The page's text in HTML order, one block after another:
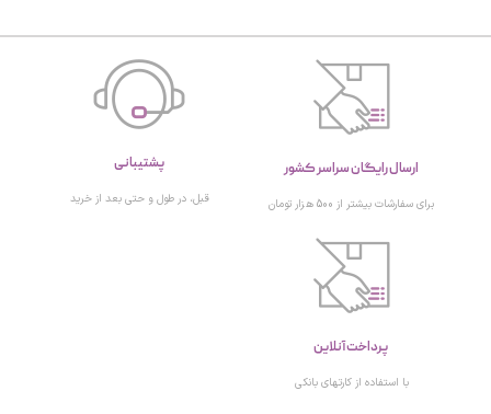
ارسال رایگان سراسر کشور
برای سفارشات بیشتر از 500 هزار تومان
پشتیبانی
قبل، در طول و حتی بعد از خرید
پرداخت آنلاین
با استفاده از کارتهای بانکی